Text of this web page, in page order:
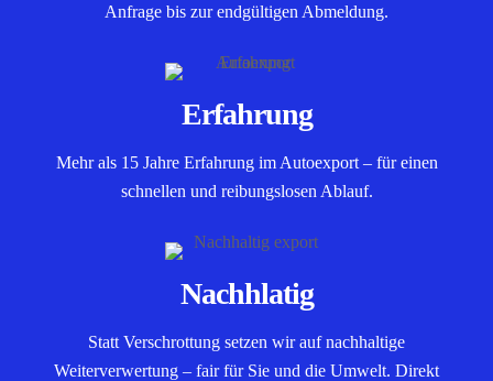
Anfrage bis zur endgültigen Abmeldung.
Erfahrung
Mehr als 15 Jahre Erfahrung im Autoexport – für einen
schnellen und reibungslosen Ablauf.
Nachhlatig
Statt Verschrottung setzen wir auf nachhaltige
Weiterverwertung – fair für Sie und die Umwelt. Direkt